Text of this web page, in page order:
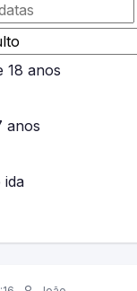
18 anos
anos
ida